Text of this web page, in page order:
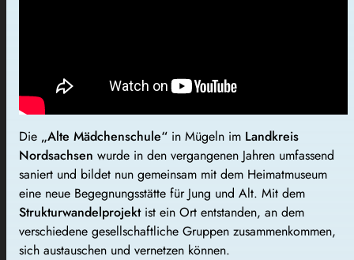
Die „Alte Mädchenschule“ in Mügeln im Landkreis
Nordsachsen wurde in den vergangenen Jahren umfassend
saniert und bildet nun gemeinsam mit dem Heimatmuseum
eine neue Begegnungsstätte für Jung und Alt. Mit dem
Strukturwandelprojektist ein Ort entstanden, an dem
verschiedene gesellschaftliche Gruppen zusammenkommen,
sich austauschen und vernetzen können.